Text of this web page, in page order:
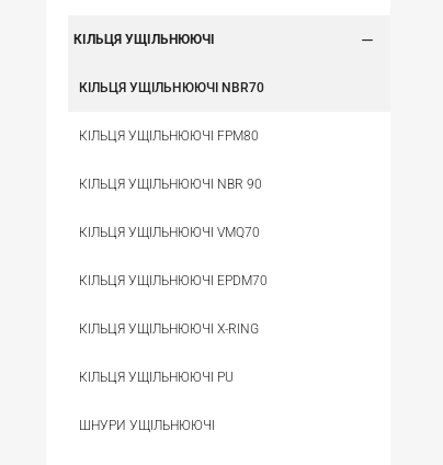
КІЛЬЦЯ УЩІЛЬНЮЮЧІ
КІЛЬЦЯ УЩІЛЬНЮЮЧІ NBR70
КІЛЬЦЯ УЩІЛЬНЮЮЧІ FPM80
КІЛЬЦЯ УЩІЛЬНЮЮЧІ NBR 90
КІЛЬЦЯ УЩІЛЬНЮЮЧІ VMQ70
КІЛЬЦЯ УЩІЛЬНЮЮЧІ EPDM70
КІЛЬЦЯ УЩІЛЬНЮЮЧІ X-RING
КІЛЬЦЯ УЩІЛЬНЮЮЧІ PU
ШНУРИ УЩІЛЬНЮЮЧІ